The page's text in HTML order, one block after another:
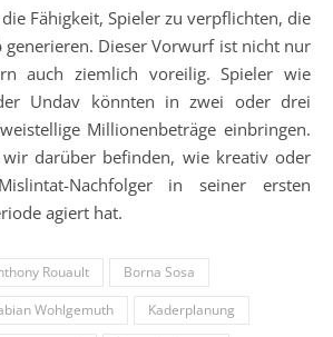
Fähigkeit, Spieler zu verpflichten, die
generieren. Dieser Vorwurf ist nicht nur
auch ziemlich voreilig. Spieler wie
Undav könnten in zwei oder drei
Millionenbeträge einbringen.
darüber befinden, wie kreativ oder
Nachfolger in seiner ersten
agiert hat.
Rouault
Borna Sosa
Wohlgemuth
Kaderplanung